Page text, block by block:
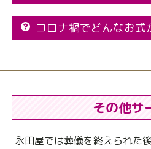
コロナ禍でどんなお式
その他サ
永田屋では葬儀を終えられた